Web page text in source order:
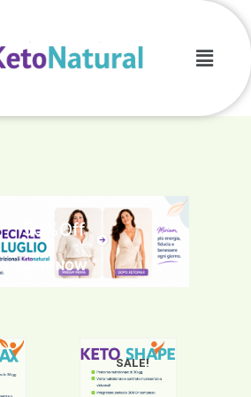
50% Off
SHOP NOW
SALE!